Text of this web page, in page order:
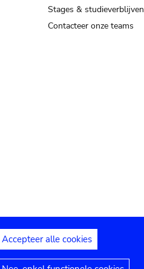
Stages & studieverblijven
Contacteer onze teams
Juridische mededelingen
Accepteer alle cookies